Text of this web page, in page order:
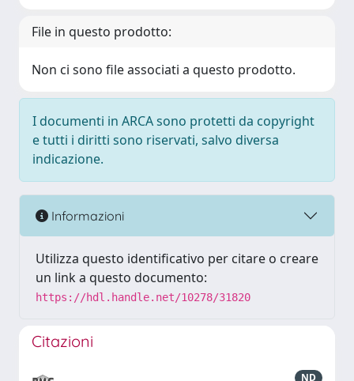
File in questo prodotto:
Non ci sono file associati a questo prodotto.
I documenti in ARCA sono protetti da copyright
e tutti i diritti sono riservati, salvo diversa
indicazione.
Informazioni
Utilizza questo identificativo per citare o creare
un link a questo documento:
https://hdl.handle.net/10278/31820
Citazioni
ND